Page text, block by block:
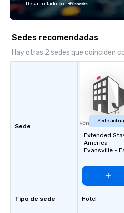
Desarrollado por
Sedes recomendadas
Hay otras 2 sedes que coinciden
Sede
Tipo de sede
Sede
Extended
America -
Evansville -
Hotel